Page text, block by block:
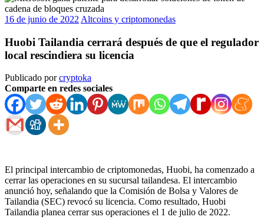
16 de junio de 2022 Altcoins y criptomonedas
Huobi Tailandia cerrará después de que el regulador
local rescindiera su licencia
Publicado porcryptoka
Comparte en redes sociales
El principal intercambio de criptomonedas, Huobi, ha comenzado a
cerrar las operaciones en su sucursal tailandesa. El intercambio
anunció hoy, señalando que la Comisión de Bolsa y Valores de
Tailandia (SEC) revocó su licencia. Como resultado, Huobi
Tailandia planea cerrar sus operaciones el 1 de julio de 2022.